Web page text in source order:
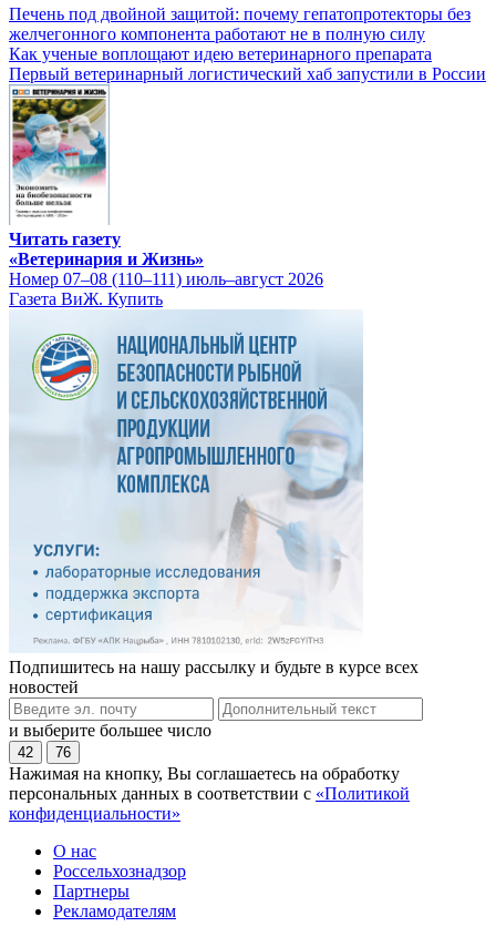
Печень под двойной защитой: почему гепатопротекторы без
желчегонного компонента работают не в полную силу
Как ученые воплощают идею ветеринарного препарата
Первый ветеринарный логистический хаб запустили в России
Читать газету
«Ветеринария и Жизнь»
Номер 07–08 (110–111) июль–август 2026
Газета ВиЖ. Купить
Подпишитесь на нашу рассылку и будьте в курсе всех
новостей
и выберите большее число
42 76
Нажимая на кнопку, Вы соглашаетесь на обработку
персональных данных в соответствии с «Политикой
конфиденциальности»
О нас
Россельхознадзор
Партнеры
Рекламодателям